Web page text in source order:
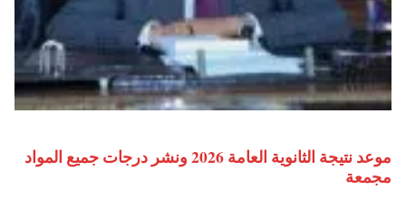
موعد نتيجة الثانوية العامة 2026 ونشر درجات جميع المواد
مجمعة